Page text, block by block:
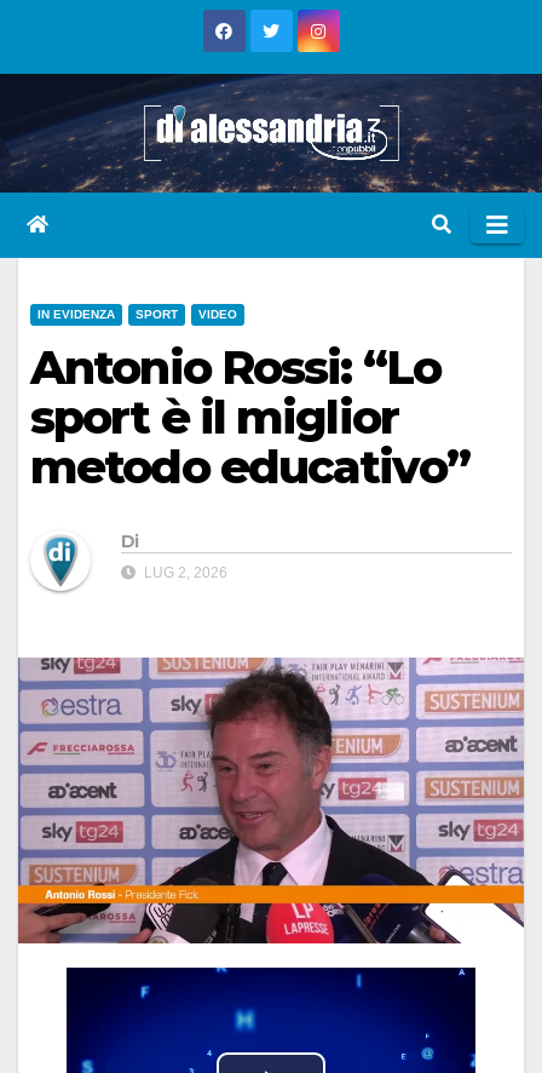
IN EVIDENZA SPORT VIDEO
Antonio Rossi: “Lo
sport è il miglior
metodo educativo”
Di
LUG 2, 2026